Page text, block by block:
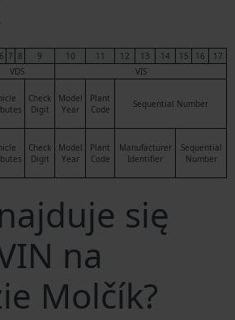
6 7 8 9 10 11 12 13 14 15 16
17
VDS
VIS
Check
Digit
Model
Year
Plant
Code
Sequential Number
Check
Digit
Model
Year
Plant
Code
Manufacturer
Identifier
Sequential
Number
się
na
Molčík?